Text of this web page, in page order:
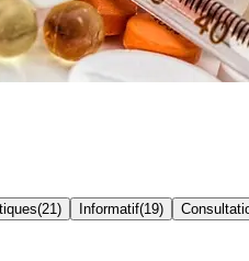
(21 ) Informatif(19)